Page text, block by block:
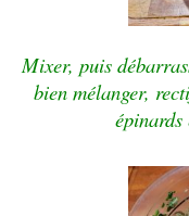
Mixer, puis
bien mélanger,
épinards